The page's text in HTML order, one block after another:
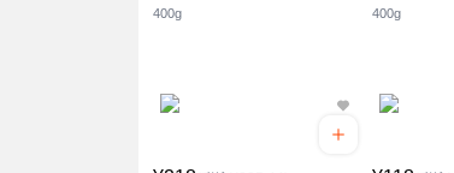
400g 400g